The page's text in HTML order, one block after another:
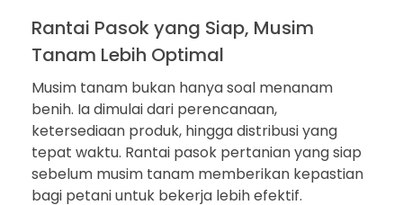
Rantai Pasok yang Siap, Musim
Tanam Lebih Optimal
Musim tanam bukan hanya soal menanam
benih. Ia dimulai dari perencanaan,
ketersediaan produk, hingga distribusi yang
tepat waktu. Rantai pasok pertanian yang siap
sebelum musim tanam memberikan kepastian
bagi petani untuk bekerja lebih efektif.